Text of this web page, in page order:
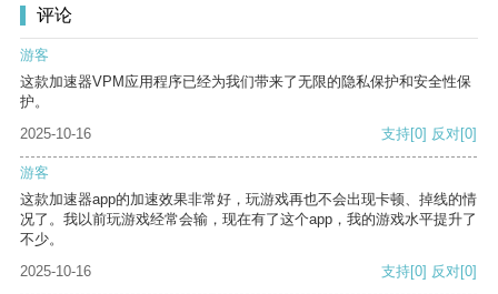
评论
游客
这款加速器VPM应用程序已经为我们带来了无限的隐私保护和安全性保
护。
2025-10-16
支持[0] 反对[0]
游客
这款加速器app的加速效果非常好，玩游戏再也不会出现卡顿、掉线的情
况了。我以前玩游戏经常会输，现在有了这个app，我的游戏水平提升了
不少。
2025-10-16
支持[0] 反对[0]